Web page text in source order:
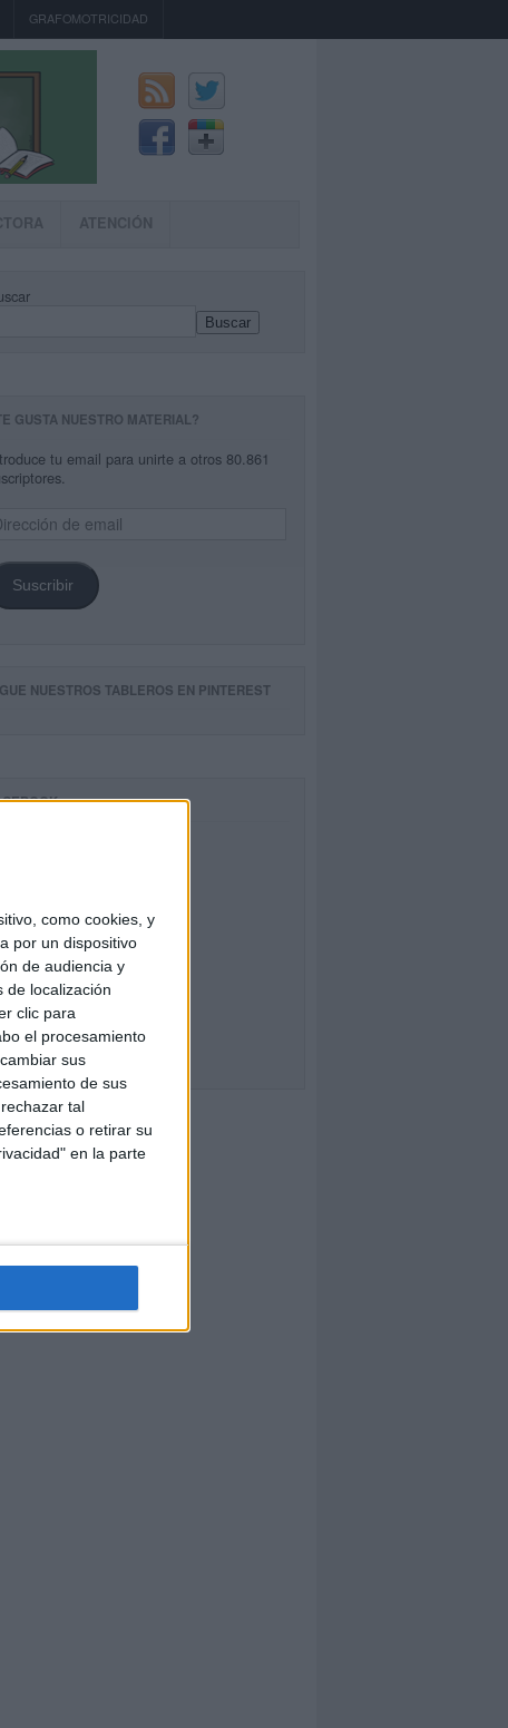
como cookies, y
por un dispositivo
de audiencia y
de localización
clic para
el procesamiento
sus
de sus
tal
o retirar su
en la parte
GRAFOMOTRICIDAD
ATENCIÓN
Buscar
GUSTA NUESTRO MATERIAL?
tu email para unirte a otros 80.861
Suscribir
NUESTROS TABLEROS EN PINTEREST